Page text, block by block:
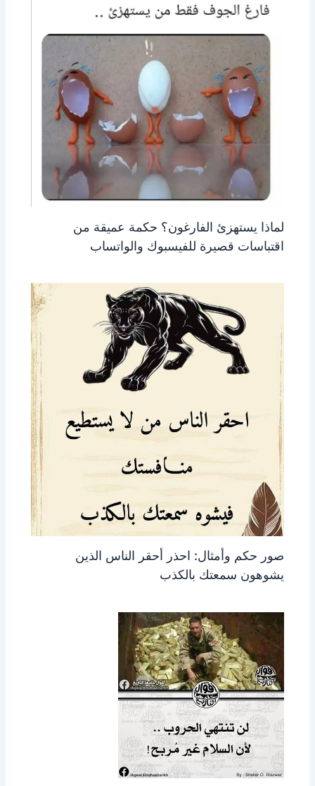
لماذا يستهزئ الفارغون؟ حكمة عميقة من
اقتباسات قصيرة للفيسبوك والواتساب
صور حكم وأمثال: احذر أحقر الناس الذين
يشوهون سمعتك بالكذب